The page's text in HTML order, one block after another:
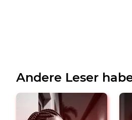
Andere Leser